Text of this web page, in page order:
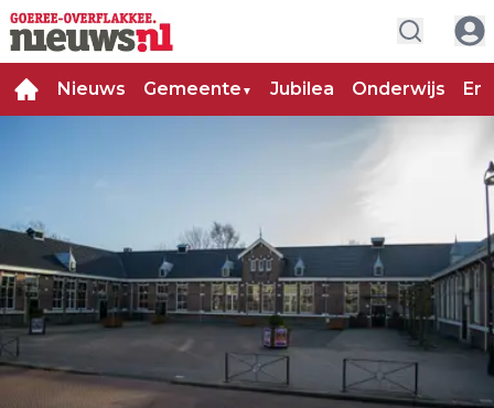
Nieuws Gemeente ▼ Jubilea Onderwijs